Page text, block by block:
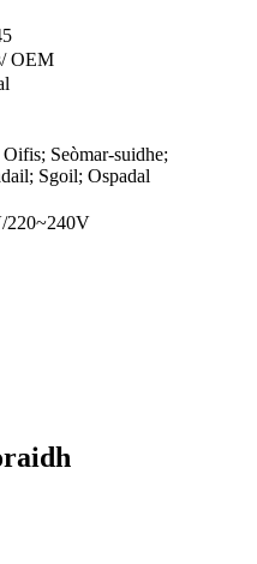
OEM
Seòmar-suidhe;
Sgoil; Ospadal
220~240V